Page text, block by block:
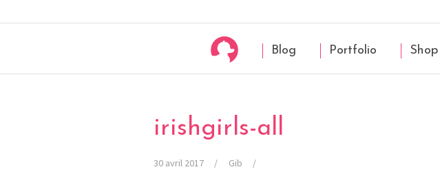
Blog Portfolio Shop
irishgirls-all
30 avril 2017 Gib